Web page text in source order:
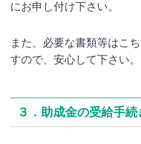
にお申し付け下さい。
また、必要な書類等はこ
すので、安心して下さい。
３．助成金の受給手